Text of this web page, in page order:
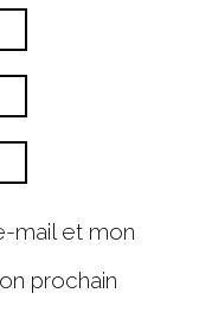
mail et mon
prochain